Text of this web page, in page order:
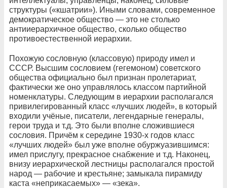
структуры («кшатрии»). Иными словами, современное
демократическое общество — это не столько
антииерархичное общество, сколько общество
противоестественной иерархии.
Похожую сословную (классовую) природу имел и
СССР. Высшим сословием (гегемоном) советского
общества официально был признан пролетариат,
фактически же оно управлялось классом партийной
номенклатуры. Следующим в иерархии располагался
привилегированный класс «лучших людей», в который
входили учёные, писатели, легендарные генералы,
герои труда и т.д. Это были вполне сложившиеся
сословия. Причём к середине 1930-х годов класс
«лучших людей» был уже вполне обуржуазившимся:
имел прислугу, прекрасное снабжение и т.д. Наконец,
внизу иерархической лестницы располагался простой
народ — рабочие и крестьяне; замыкала пирамиду
каста «неприкасаемых» — «зека».